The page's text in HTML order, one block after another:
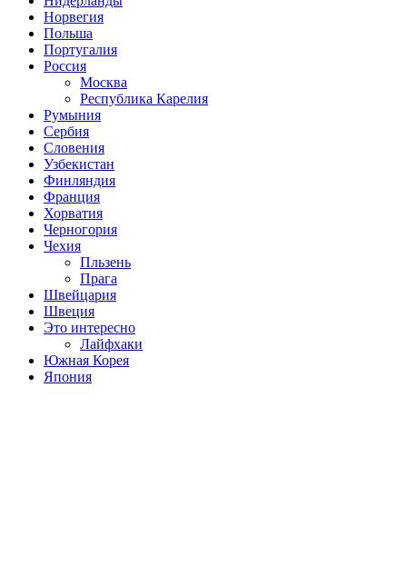
Норвегия
Польша
Португалия
Россия
Москва
Республика Карелия
Румыния
Сербия
Словения
Узбекистан
Финляндия
Франция
Хорватия
Черногория
Чехия
Пльзень
Прага
Швейцария
Швеция
Это интересно
Лайфхаки
Южная Корея
Япония